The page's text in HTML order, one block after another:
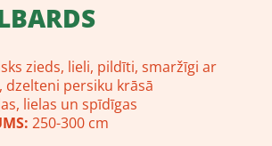
zieds, lieli, pildīti, smaržīgi ar
persiku krāsā
lielas un spīdīgas
250-300 cm